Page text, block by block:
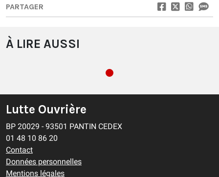
PARTAGER
À LIRE AUSSI
Lutte Ouvrière
BP 20029 - 93501 PANTIN CEDEX
01 48 10 86 20
Contact
Données personnelles
Mentions légales